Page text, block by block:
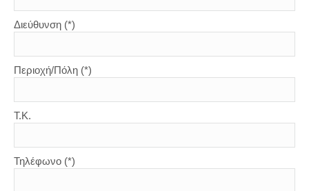
Διεύθυνση (*)
Περιοχή/Πόλη (*)
Τ.Κ.
Τηλέφωνο (*)